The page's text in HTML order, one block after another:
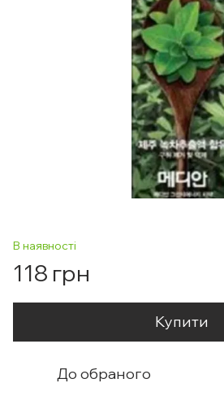
В наявності
118 грн
Купити
До обраного